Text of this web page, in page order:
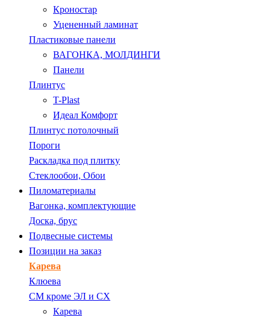
Кроностар
Уцененный ламинат
Пластиковые панели
ВАГОНКА, МОЛДИНГИ
Панели
Плинтус
T-Plast
Идеал Комфорт
Плинтус потолочный
Пороги
Раскладка под плитку
Стеклообои, Обои
Пиломатериалы
Вагонка, комплектующие
Доска, брус
Подвесные системы
Позиции на заказ
Карева
Клюева
СМ кроме ЭЛ и СХ
Карева